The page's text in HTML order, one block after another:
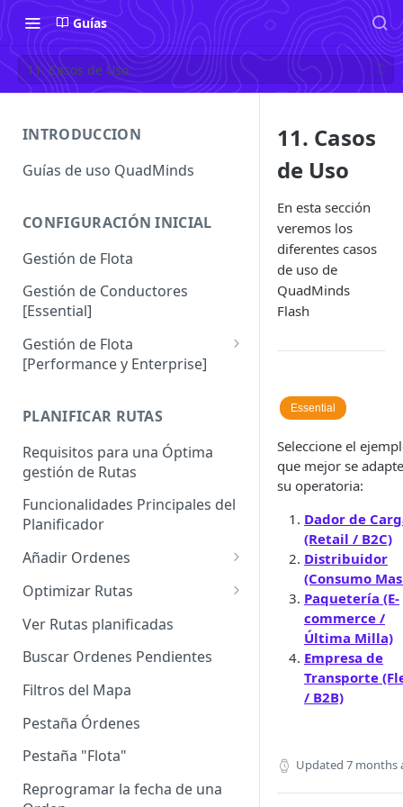
Guías
11. Casos de Uso
INTRODUCCION
Guías de uso QuadMinds
CONFIGURACIÓN INICIAL
Gestión de Flota
Gestión de Conductores
[Essential]
Gestión de Flota
[Performance y Enterprise]
Enterprise]
Vehículos
Agrupación de dispositivos
Asignación de dispositivos a
usuarios
PLANIFICAR RUTAS
Requisitos para una Óptima
gestión de Rutas
Funcionalidades Principales del
Planificador
Añadir Ordenes
Definición de una Orden
Añadir de forma manual
Añadir con el archivo standard
Añadir con Plantilla propia
Añadir con la plantilla
Añadir desde Tiendas e-
Optimizar Rutas
¿Cómo Saber si mi ruta está
optimizada?
Variables para optimizar las
Rutas
Definir la Ventana Horaria de
Ver Rutas planificadas
Buscar Ordenes Pendientes
Filtros del Mapa
Pestaña Órdenes
Pestaña "Flota"
Reprogramar la fecha de una
11. Casos
de Uso
En esta sección
veremos los
diferentes casos
de uso de
QuadMinds
Flash
Essential
Seleccione el
que mejor se
su operatoria:
Dador de
(Retail / B2C)
Distribuidor
(Consumo
Paquetería (E-
commerce /
Última Milla)
Empresa de
Transporte
/ B2B)
Updated 7 months